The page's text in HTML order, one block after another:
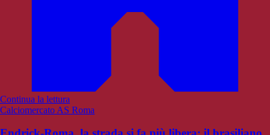
Continua la lettura
Calciomercato AS Roma